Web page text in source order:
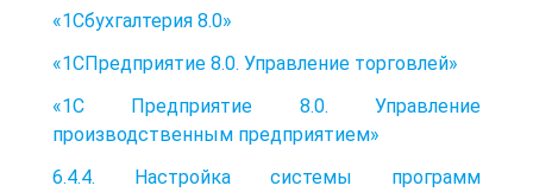
«1Сбухгалтерия 8.0»
«1СПредприятие 8.0. Управление торговлей»
«1С Предприятие 8.0. Управление
производственным предприятием»
6.4.4. Настройка системы программ